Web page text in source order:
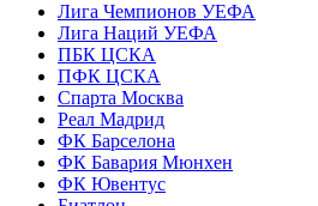
Лига Чемпионов УЕФА
Лига Наций УЕФА
ПБК ЦСКА
ПФК ЦСКА
Спарта Москва
Реал Мадрид
ФК Барселона
ФК Бавария Мюнхен
ФК Ювентус